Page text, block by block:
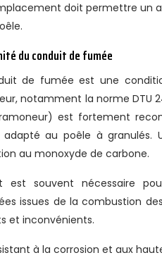
doit permettre un
du conduit de fumée
de fumée est une
notamment la norme DTU
est fortement
adapté au poêle à
au monoxyde de carbone.
souvent nécessaire
issues de la combustion
et inconvénients.
à la corrosion et aux